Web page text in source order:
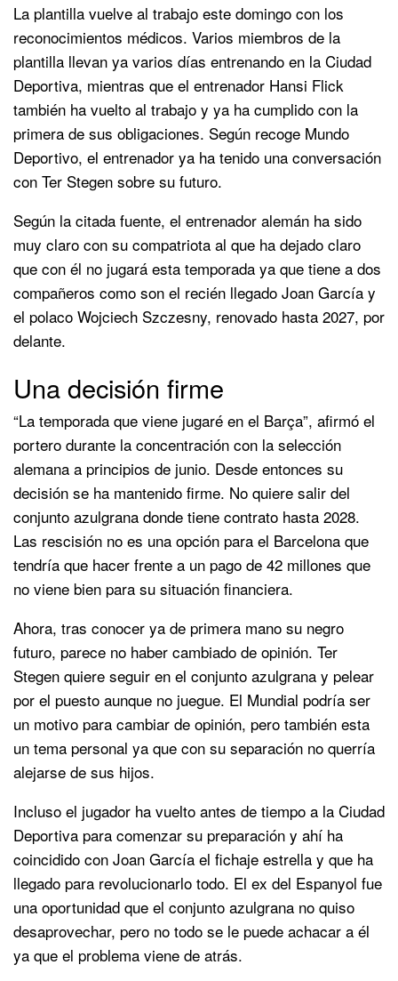
La plantilla vuelve al trabajo este domingo con los
reconocimientos médicos. Varios miembros de la
plantilla llevan ya varios días entrenando en la Ciudad
Deportiva, mientras que el entrenador Hansi Flick
también ha vuelto al trabajo y ya ha cumplido con la
primera de sus obligaciones. Según recoge Mundo
Deportivo, el entrenador ya ha tenido una conversación
con Ter Stegen sobre su futuro.
Según la citada fuente, el entrenador alemán ha sido
muy claro con su compatriota al que ha dejado claro
que con él no jugará esta temporada ya que tiene a dos
compañeros como son el recién llegado Joan García y
el polaco Wojciech Szczesny, renovado hasta 2027, por
delante.
Una decisión firme
“La temporada que viene jugaré en el Barça”, afirmó el
portero durante la concentración con la selección
alemana a principios de junio. Desde entonces su
decisión se ha mantenido firme. No quiere salir del
conjunto azulgrana donde tiene contrato hasta 2028.
Las rescisión no es una opción para el Barcelona que
tendría que hacer frente a un pago de 42 millones que
no viene bien para su situación financiera.
Ahora, tras conocer ya de primera mano su negro
futuro, parece no haber cambiado de opinión. Ter
Stegen quiere seguir en el conjunto azulgrana y pelear
por el puesto aunque no juegue. El Mundial podría ser
un motivo para cambiar de opinión, pero también esta
un tema personal ya que con su separación no querría
alejarse de sus hijos.
Incluso el jugador ha vuelto antes de tiempo a la Ciudad
Deportiva para comenzar su preparación y ahí ha
coincidido con Joan García el fichaje estrella y que ha
llegado para revolucionarlo todo. El ex del Espanyol fue
una oportunidad que el conjunto azulgrana no quiso
desaprovechar, pero no todo se le puede achacar a él
ya que el problema viene de atrás.